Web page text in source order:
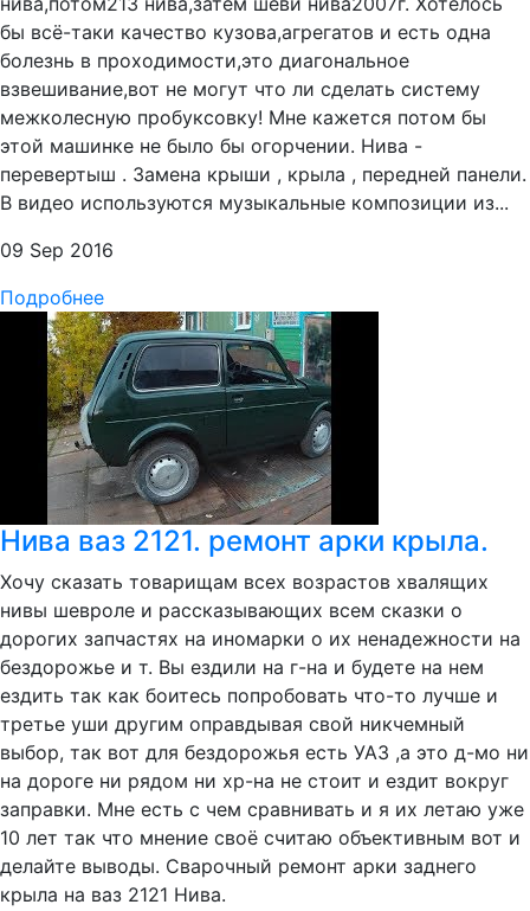
бы всё-таки качество кузова,агрегатов и есть одна
болезнь в проходимости,это диагональное
взвешивание,вот не могут что ли сделать систему
межколесную пробуксовку! Мне кажется потом бы
этой машинке не было бы огорчении. Нива -
перевертыш . Замена крыши , крыла , передней панели.
В видео используются музыкальные композиции из...
09 Sep 2016
Подробнее
Нива ваз 2121. ремонт арки крыла.
Хочу сказать товарищам всех возрастов хвалящих
нивы шевроле и рассказывающих всем сказки о
дорогих запчастях на иномарки о их ненадежности на
бездорожье и т. Вы ездили на г-на и будете на нем
ездить так как боитесь попробовать что-то лучше и
третье уши другим оправдывая свой никчемный
выбор, так вот для бездорожья есть УАЗ ,а это д-мо ни
на дороге ни рядом ни хр-на не стоит и ездит вокруг
заправки. Мне есть с чем сравнивать и я их летаю уже
10 лет так что мнение своё считаю объективным вот и
делайте выводы. Сварочный ремонт арки заднего
крыла на ваз 2121 Нива.